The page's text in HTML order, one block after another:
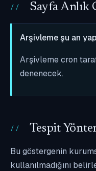
Sayfa Anlık
Arşivleme şu an
Arşivleme cron
denenecek.
Tespit
Bu göstergenin
kullanılmadığını